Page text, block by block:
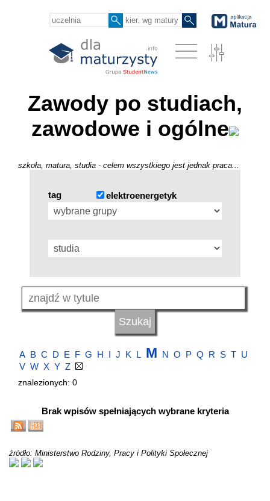
Zawody po studiach,
zawodowe i ogólne
szkoła, matura, studia - celem wszystkiego jest jednak praca...
tag elektroenergetyk
A B C D E F G H I J K L M N O P Q R S T U
V W X Y Z
znalezionych: 0
Brak wpisów spełniających wybrane kryteria
źródło: Ministerstwo Rodziny, Pracy i Polityki Społecznej